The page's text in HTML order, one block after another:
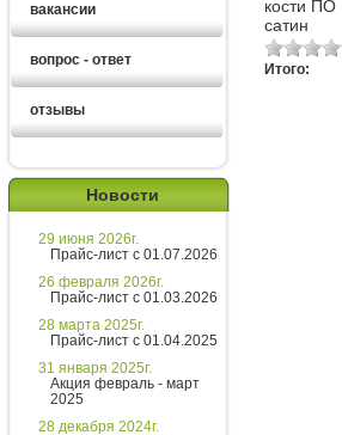
вакансии
вопрос - ответ
отзывы
Новости
29 июня 2026г.
Прайс-лист с 01.07.2026
26 февраля 2026г.
Прайс-лист с 01.03.2026
28 марта 2025г.
Прайс-лист с 01.04.2025
31 января 2025г.
Акция февраль - март
2025
28 декабря 2024г.
кости ПО
сатин
Итого:
Введите сообщение
Екатерина
Здравствуйте!
Хотите получить расчет
стоимости за 5 минут?
Напишите мне и я все расскажу
подробно!